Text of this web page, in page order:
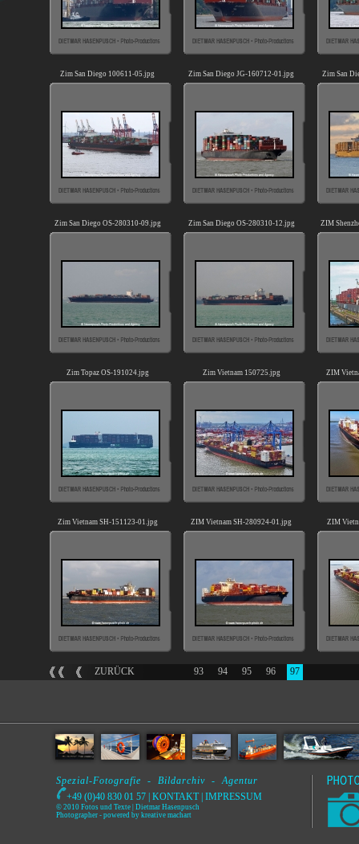
Zim San Diego 100611-05.jpg Zim San Diego JG-160712-01.jpg Zim San
Zim San Diego OS-280310-09.jpg Zim San Diego OS-280310-12.jpg ZIM
Zim Topaz OS-191024.jpg Zim Vietnam 150725.jpg ZIM
Zim Vietnam SH-151123-01.jpg ZIM Vietnam SH-280924-01.jpg ZIM
ZURÜCK 93 94 95 96 97
Spezial-Fotografie - Bildarchiv - Agentur
+49 (0)40 830 01 57 | KONTAKT| IMPRESSUM
© 2010 Fotos und Texte | Dietmar Hasenpusch
Photographer - powered by kreative machart